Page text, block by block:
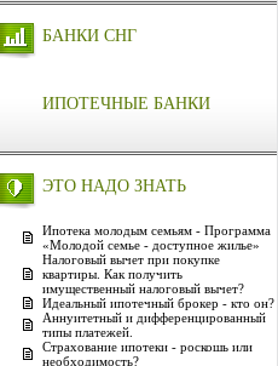
БАНКИ СНГ
ИПОТЕЧНЫЕ БАНКИ
ЭТО НАДО ЗНАТЬ
Ипотека молодым семьям - Программа
«Молодой семье - доступное жилье»
Налоговый вычет при покупке
квартиры. Как получить
имущественный налоговый вычет?
Идеальный ипотечный брокер - кто он?
Аннуитетный и дифференцированный
типы платежей.
Страхование ипотеки - роскошь или
необходимость?